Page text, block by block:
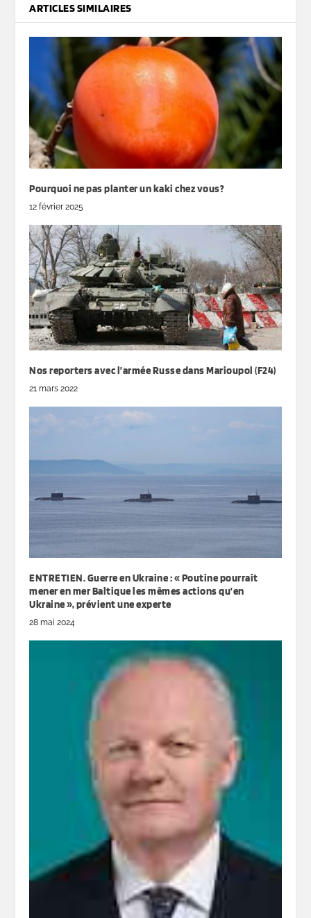
ARTICLES SIMILAIRES
Pourquoi ne pas planter un kaki chez vous?
12 février 2025
Nos reporters avec l’armée Russe dans Marioupol (F24)
21 mars 2022
ENTRETIEN. Guerre en Ukraine : « Poutine pourrait
mener en mer Baltique les mêmes actions qu’en
Ukraine », prévient une experte
28 mai 2024